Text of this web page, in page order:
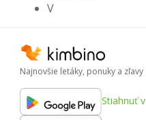
V
Najnovšie letáky, ponuky a zľavy
Stiahnuť v